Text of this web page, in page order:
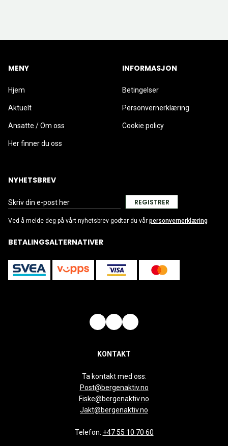
MENY
Hjem
Aktuelt
Ansatte / Om oss
Her finner du oss
INFORMASJON
Betingelser
Personvernerklæring
Cookie policy
NYHETSBREV
REGISTRER
Ved å melde deg på vårt nyhetsbrev godtar du vår personvernerklæring
BETALINGSALTERNATIVER
KONTAKT
Ta kontakt med oss:
Post@bergenaktiv.no
Fiske@bergenaktiv.no
Jakt@bergenaktiv.no
Telefon: +47 55 10 70 60